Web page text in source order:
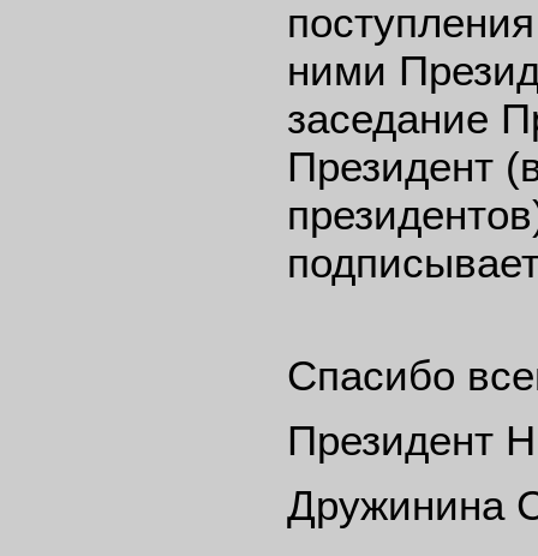
ними
заседание
Президент
Спасибо
Президент
Дружинина